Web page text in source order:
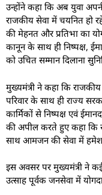
उन्होंने कहा कि अब युवा
राजकीय सेवा में चयनित हो
की मेहनत और प्रतिभा का
कानून के साथ ही निष्पक्ष,
को उचित सम्मान दिलाना
मुख्यमंत्री ने कहा कि
परिवार के साथ ही राज्य
कार्मिकों से निष्पक्ष एवं
की अपील करते हुए कहा कि
साथ आमजन की सेवा में हमेशा
इस अवसर पर मुख्यमंत्री ने
उत्साह पूर्वक जनसेवा में